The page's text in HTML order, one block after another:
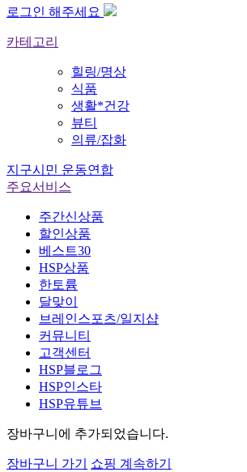
로그인 해주세요
카테고리
힐링/명상
식품
생활*건강
뷰티
의류/잡화
지구시민 운동연합
주요서비스
주간신상품
할인상품
베스트30
HSP상품
한토륨
달맞이
브레인스포츠/일지샵
커뮤니티
고객센터
HSP블로그
HSP인스타
HSP유튜브
장바구니 에 추가되었습니다.
장바구니 가기 쇼핑 계속하기